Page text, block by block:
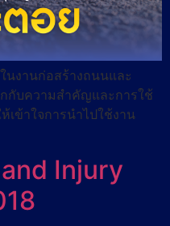
นงานก่อสร้างถนนและ
กับความสำคัญและการใช้
เข้าใจการนำไปใช้งาน
Injury